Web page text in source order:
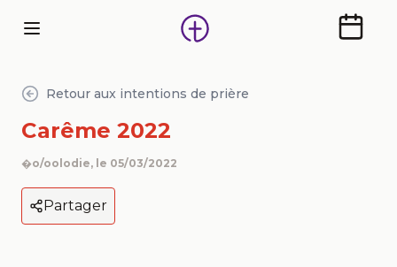
Retour aux intentions de prière
Carême 2022
�o/oolodie, le 05/03/2022
Partager